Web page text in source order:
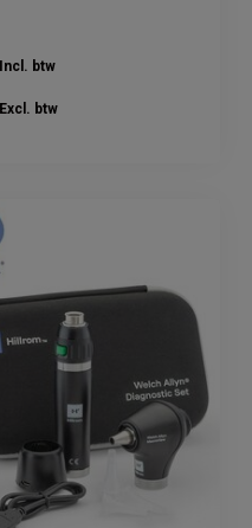
Incl. btw
Excl. btw